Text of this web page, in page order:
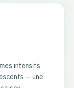
intensifs
— une